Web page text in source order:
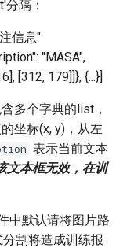
隔：
信息"
"MASA",
[312, 179]]}, {...}]
多个字典的list，
坐标(x, y)，从左
表示当前文本
文本框无效，在训
中默认请将图片路
割将造成训练报